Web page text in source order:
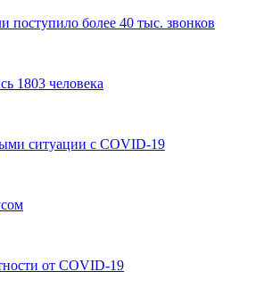
поступило более 40 тыс. звонков
1803 человека
ситуации с COVID-19
от COVID-19